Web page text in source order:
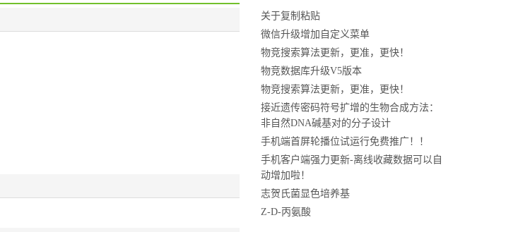
关于复制粘贴
微信升级增加自定义菜单
物竞搜索算法更新，更准，更快！
物竞数据库升级V5版本
物竞搜索算法更新，更准，更快！
接近遗传密码符号扩增的生物合成方法：
非自然DNA碱基对的分子设计
手机端首屏轮播位试运行免费推广！！
手机客户端强力更新-离线收藏数据可以自
动增加啦！
志贺氏菌显色培养基
Z-D-丙氨酸